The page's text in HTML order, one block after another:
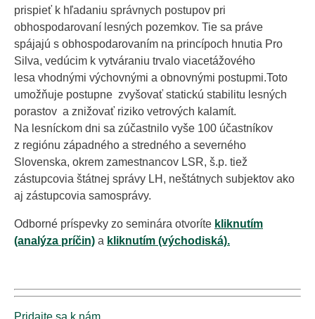
prispieť k hľadaniu správnych postupov pri
obhospodarovaní lesných pozemkov. Tie sa práve
spájajú s obhospodarovaním na princípoch hnutia Pro
Silva, vedúcim k vytváraniu trvalo viacetážového
lesa vhodnými výchovnými a obnovnými postupmi.Toto
umožňuje postupne zvyšovať statickú stabilitu lesných
porastov a znižovať riziko vetrových kalamít.
Na lesníckom dni sa zúčastnilo vyše 100 účastníkov
z regiónu západného a stredného a severného
Slovenska, okrem zamestnancov LSR, š.p. tiež
zástupcovia štátnej správy LH, neštátnych subjektov ako
aj zástupcovia samosprávy.
Odborné príspevky zo seminára otvoríte kliknutím
(analýza príčin) a kliknutím (východiská).
Pridajte sa k nám